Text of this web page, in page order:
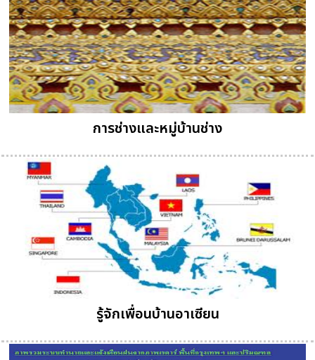
การช่างและหมู่บ้านช่าง
รู้จักเพื่อนบ้านอาเซียน